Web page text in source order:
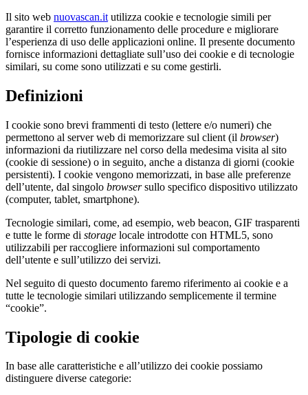
Il sito web nuovascan.it utilizza cookie e tecnologie simili per
garantire il corretto funzionamento delle procedure e migliorare
l’esperienza di uso delle applicazioni online. Il presente documento
fornisce informazioni dettagliate sull’uso dei cookie e di tecnologie
similari, su come sono utilizzati e su come gestirli.
Definizioni
I cookie sono brevi frammenti di testo (lettere e/o numeri) che
permettono al server web di memorizzare sul client (il browser)
informazioni da riutilizzare nel corso della medesima visita al sito
(cookie di sessione) o in seguito, anche a distanza di giorni (cookie
persistenti). I cookie vengono memorizzati, in base alle preferenze
dell’utente, dal singolo browser sullo specifico dispositivo utilizzato
(computer, tablet, smartphone).
Tecnologie similari, come, ad esempio, web beacon, GIF trasparenti
e tutte le forme di storage locale introdotte con HTML5, sono
utilizzabili per raccogliere informazioni sul comportamento
dell’utente e sull’utilizzo dei servizi.
Nel seguito di questo documento faremo riferimento ai cookie e a
tutte le tecnologie similari utilizzando semplicemente il termine
“cookie”.
Tipologie di cookie
In base alle caratteristiche e all’utilizzo dei cookie possiamo
distinguere diverse categorie: